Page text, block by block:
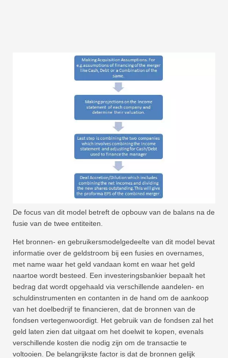
De focus van dit model betreft de opbouw van de balans na de
fusie van de twee entiteiten.
Het bronnen- en gebruikersmodelgedeelte van dit model bevat
informatie over de geldstroom bij een fusies en overnames,
met name waar het geld vandaan komt en waar het geld
naartoe wordt besteed. Een investeringsbankier bepaalt het
bedrag dat wordt opgehaald via verschillende aandelen- en
schuldinstrumenten en contanten in de hand om de aankoop
van het doelbedrijf te financieren, dat de bronnen van de
fondsen vertegenwoordigt. Het gebruik van de fondsen zal het
geld laten zien dat uitgaat om het doelwit te kopen, evenals
verschillende kosten die nodig zijn om de transactie te
voltooien. De belangrijkste factor is dat de bronnen gelijk